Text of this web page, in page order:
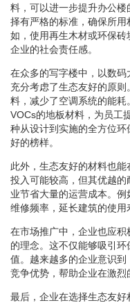
料，可以进一步提升办公
择有严格的标准，确保所
如，使用再生木材或环保
企业的社会责任感。
在众多的写字楼中，以数
充分考虑了生态友好的原
料，减少了空调系统的能
VOCs的地板材料，为员工
种从设计到实施的全方位
好的榜样。
此外，生态友好的材料也
投入可能较高，但其优越
业节省大量的运营成本。
维修频率，延长建筑的使用
在市场推广中，企业也应
的理念。这不仅能够吸引
值。越来越多的企业意识
竞争优势，帮助企业在激烈
最后，企业在选择生态友